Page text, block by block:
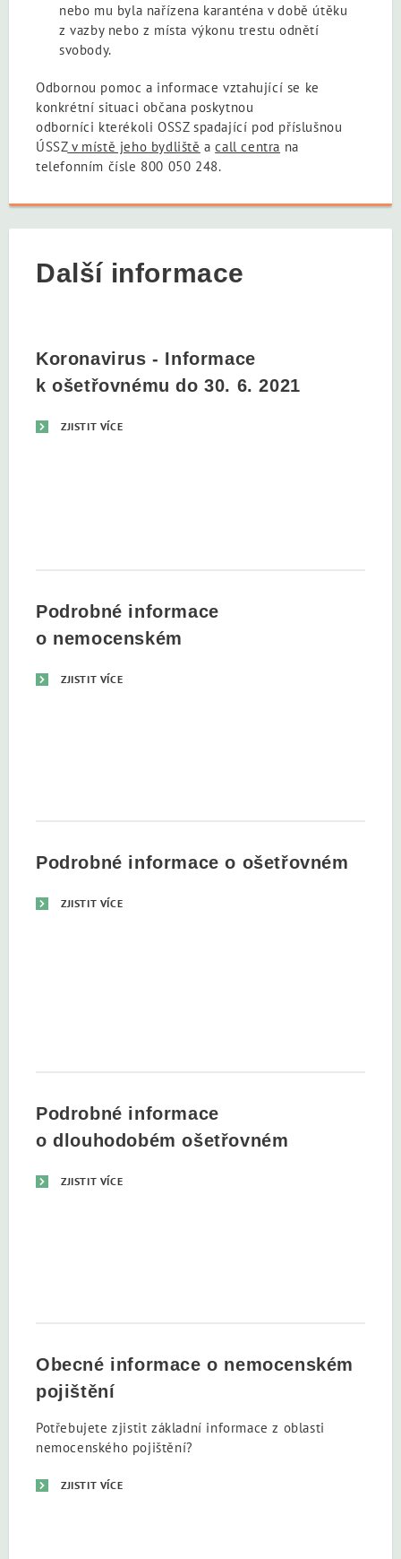
nebo mu byla nařízena karanténa v době útěku
z vazby nebo z místa výkonu trestu odnětí
svobody.
Odbornou pomoc a informace vztahující se ke
konkrétní situaci občana poskytnou
odborníci kterékoli OSSZ spadající pod příslušnou
ÚSSZv místě jeho bydliště acall centra na
telefonním čísle 800 050 248.
Další informace
Koronavirus - Informace
k ošetřovnému do 30. 6. 2021
ZJISTIT VÍCE
Podrobné informace
o nemocenském
ZJISTIT VÍCE
Podrobné informace o ošetřovném
ZJISTIT VÍCE
Podrobné informace
o dlouhodobém ošetřovném
ZJISTIT VÍCE
Obecné informace o nemocenském
pojištění
Potřebujete zjistit základní informace z oblasti
nemocenského pojištění?
ZJISTIT VÍCE